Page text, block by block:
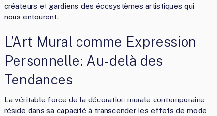
créateurs et gardiens des écosystèmes artistiques qui
nous entourent.
L’Art Mural comme Expression
Personnelle: Au-delà des
Tendances
La véritable force de la décoration murale contemporaine
réside dans sa capacité à transcender les effets de mode